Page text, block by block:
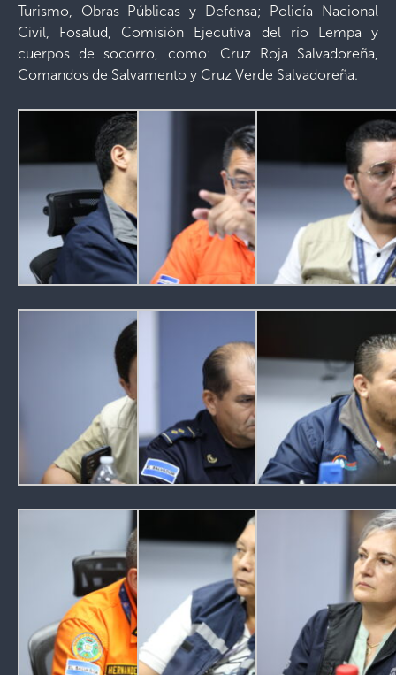
Turismo, Obras Públicas y Defensa; Policía Nacional
Civil, Fosalud, Comisión Ejecutiva del río Lempa y
cuerpos de socorro, como: Cruz Roja Salvadoreña,
Comandos de Salvamento y Cruz Verde Salvadoreña.